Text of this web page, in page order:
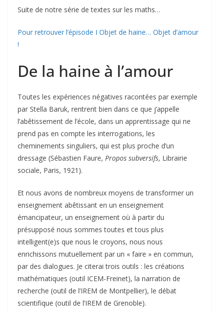
Suite de notre série de textes sur les maths…
Pour retrouver l’épisode I Objet de haine… Objet d’amour
!
De la haine à l’amour
Toutes les expériences négatives racontées par exemple
par Stella Baruk, rentrent bien dans ce que j’appelle
l’abêtissement de l’école, dans un apprentissage qui ne
prend pas en compte les interrogations, les
cheminements singuliers, qui est plus proche d’un
dressage (Sébastien Faure, Propos subversifs, Librairie
sociale, Paris, 1921).
Et nous avons de nombreux moyens de transformer un
enseignement abêtissant en un enseignement
émancipateur, un enseignement où à partir du
présupposé nous sommes toutes et tous plus
intelligent(e)s que nous le croyons, nous nous
enrichissons mutuellement par un « faire » en commun,
par des dialogues. Je citerai trois outils : les créations
mathématiques (outil ICEM-Freinet), la narration de
recherche (outil de l’IREM de Montpellier), le débat
scientifique (outil de l’IREM de Grenoble).